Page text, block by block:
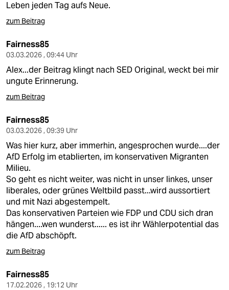
Leben jeden Tag aufs Neue.
zum Beitrag
Fairness85
03.03.2026 , 09:44 Uhr
Alex...der Beitrag klingt nach SED Original, weckt bei mir
ungute Erinnerung.
zum Beitrag
Fairness85
03.03.2026 , 09:39 Uhr
Was hier kurz, aber immerhin, angesprochen wurde....der
AfD Erfolg im etablierten, im konservativen Migranten
Milieu.
So geht es nicht weiter, was nicht in unser linkes, unser
liberales, oder grünes Weltbild passt...wird aussortiert
und mit Nazi abgestempelt.
Das konservativen Parteien wie FDP und CDU sich dran
hängen....wen wunderst...... es ist ihr Wählerpotential das
die AfD abschöpft.
zum Beitrag
Fairness85
17.02.2026 , 19:12 Uhr